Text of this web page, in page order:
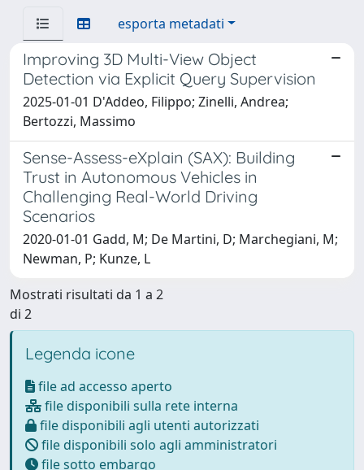
esporta metadati
Improving 3D Multi-View Object
Detection via Explicit Query Supervision
2025-01-01 D'Addeo, Filippo; Zinelli, Andrea;
Bertozzi, Massimo
Sense-Assess-eXplain (SAX): Building
Trust in Autonomous Vehicles in
Challenging Real-World Driving
Scenarios
2020-01-01 Gadd, M; De Martini, D; Marchegiani, M;
Newman, P; Kunze, L
Mostrati risultati da 1 a 2
di 2
Legenda icone
file ad accesso aperto
file disponibili sulla rete interna
file disponibili agli utenti autorizzati
file disponibili solo agli amministratori
file sotto embargo